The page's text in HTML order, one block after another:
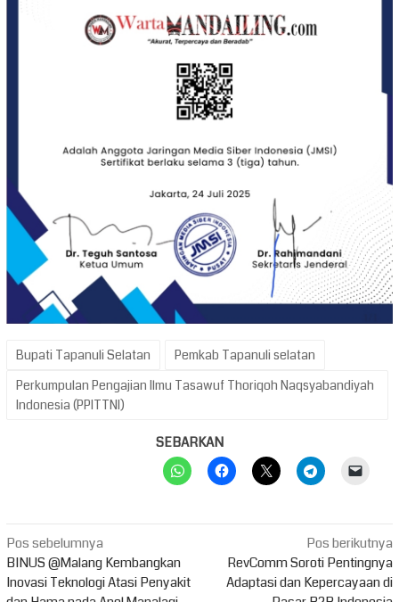
Bupati Tapanuli Selatan
Pemkab Tapanuli selatan
Perkumpulan Pengajian Ilmu Tasawuf Thoriqoh Naqsyabandiyah
Indonesia (PPITTNI)
SEBARKAN
Navigasi
pos
Pos sebelumnya
BINUS @Malang Kembangkan
Inovasi Teknologi Atasi Penyakit
Pos berikutnya
RevComm Soroti Pentingnya
Adaptasi dan Kepercayaan di